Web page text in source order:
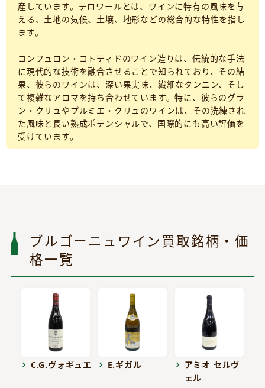
産しています。テロワールとは、ワインに特有の風味を与
える、土地の気候、土壌、地形などの総合的な特性を指し
ます。
コンフュロン・コトティドのワイン造りは、伝統的な手法
に現代的な技術を融合させることで知られており、その結
果、彼らのワインは、深い果実味、繊細なタンニン、そし
て複雑なアロマを持ち合わせています。特に、彼らのグラ
ン・クリュやプルミエ・クリュのワインは、その洗練され
た風味と長い熟成ポテンシャルで、国際的にも高い評価を
受けています。
ブルゴーニュワイン買取銘柄・価
格一覧
C.G.ヴォギュエ E.ギガル
アミオ セルヴ
ェル